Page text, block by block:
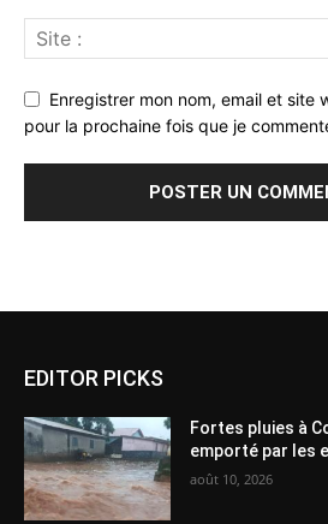
Enregistrer mon nom, email et site
pour la prochaine fois que je
EDITOR PICKS
Fortes pluies à
emporté par les
août 10, 2026